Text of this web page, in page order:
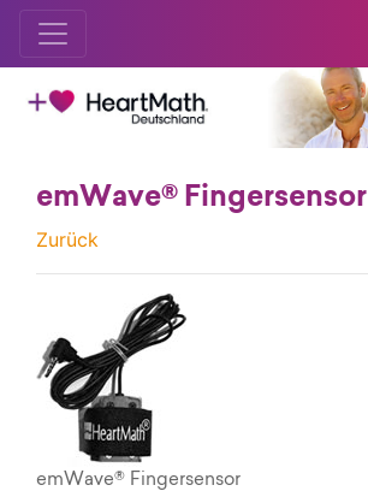
emWave® Fingersensor
Zurück
emWave® Fingersensor